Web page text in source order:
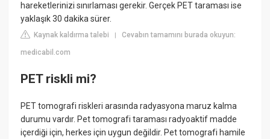
hareketlerinizi sınırlaması gerekir. Gerçek PET taraması ise
yaklaşık 30 dakika sürer.
Kaynak kaldırma talebi |Cevabın tamamını burada okuyun:
medicabil.com
PET riskli mi?
PET tomografi riskleri arasında radyasyona maruz kalma
durumu vardır. Pet tomografi taraması radyoaktif madde
içerdiği için, herkes için uygun değildir. Pet tomografi hamile